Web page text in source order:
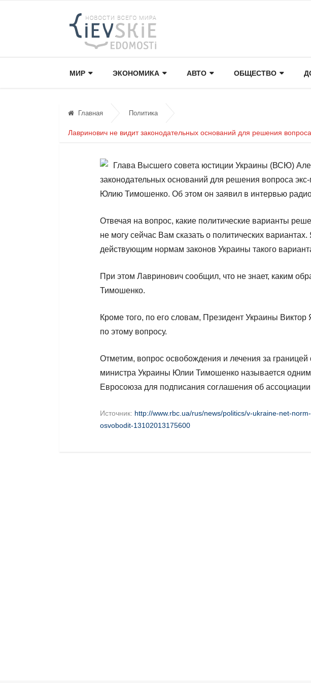
МИР ЭКОНОМИКА АВТО ОБЩЕСТВО
Главная Политика
Лавринович не видит законодательных оснований для решения
Глава Высшего совета юстиции Украины (ВСЮ)
законодательных оснований для решения вопроса
Юлию Тимошенко. Об этом он заявил в интервью
Отвечая на вопрос, какие политические варианты
не могу сейчас Вам сказать о политических вариантах.
действующим нормам законов Украины такого
При этом Лавринович сообщил, что не знает, каким
Тимошенко.
Кроме того, по его словам, Президент Украины Виктор
по этому вопросу.
Отметим, вопрос освобождения и лечения за
министра Украины Юлии Тимошенко называется
Евросоюза для подписания соглашения об
Источник: http://www.rbc.ua/rus/news/politics/v-ukraine-net-
osvobodit-13102013175600